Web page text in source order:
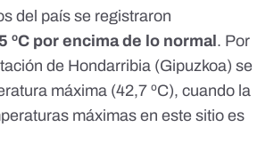
del país se registraron
ºC por encima de lo normal. Por
de Hondarribia (Gipuzkoa) se
máxima (42,7 ºC), cuando la
máximas en este sitio es